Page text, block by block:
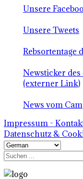
Unsere
Unsere Tweets
Rebsortentage
Newsticker
(externer Link)
News vom
Impressum -
Datenschutz &